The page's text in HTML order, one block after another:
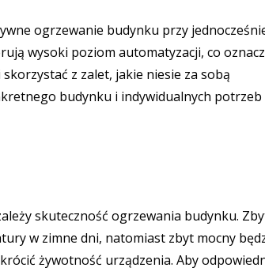
ogrzewanie budynku przy
wysoki poziom automatyzacji, co
z zalet, jakie niesie za sobą
budynku i indywidualnych potrzeb
skuteczność ogrzewania budynku.
w zimne dni, natomiast zbyt mocny
żywotność urządzenia. Aby